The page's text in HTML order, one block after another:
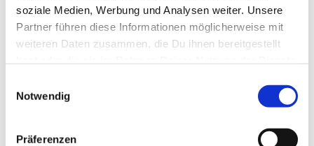
soziale Medien, Werbung und Analysen weiter. Unsere
Partner führen diese Informationen möglicherweise mit
weiteren Daten zusammen, die Du ihnen bereitgestellt
Notwendig
Präferenzen
Hecht
Ferienhäuser in der Nähe *